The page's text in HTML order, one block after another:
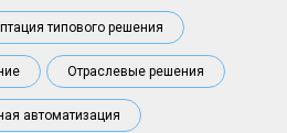
типового решения
Отраслевые решения
автоматизация